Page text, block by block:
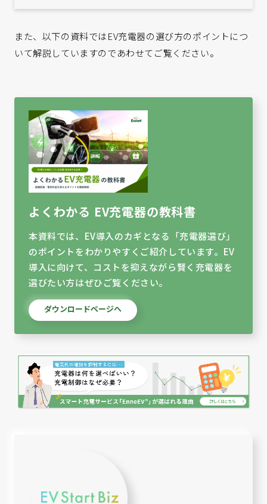
トロールすることで、電気料金の上昇を抑制。企業の社用
また、以下の資料ではEV充電器の選び方のポイントにつ
いて解説していますのであわせてご覧ください。
よくわかる EV充電器の教科書
本資料では、EV導入のカギとなる「充電器選び」
のポイントをわかりやすくご紹介しています。EV
導入に向けて、コストを抑えながら賢く充電器を
選びたい方はぜひご覧ください。
ダウンロードページへ